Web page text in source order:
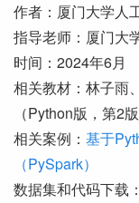
作者：厦门大学人
指导老师：厦门大
时间：2024年6月
相关教材：林子雨
（Python版，第2
相关案例： 基于
（PySpark）
数据集和代码下载：